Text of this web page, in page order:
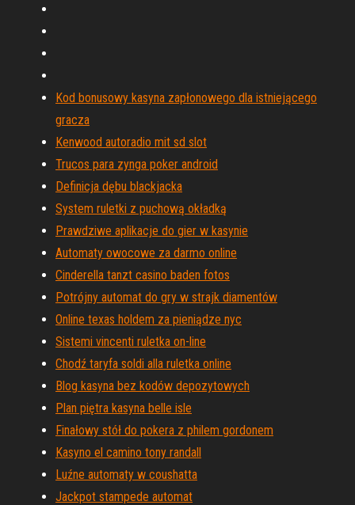
Kod bonusowy kasyna zapłonowego dla istniejącego
gracza
Kenwood autoradio mit sd slot
Trucos para zynga poker android
Definicja dębu blackjacka
System ruletki z puchową okładką
Prawdziwe aplikacje do gier w kasynie
Automaty owocowe za darmo online
Cinderella tanzt casino baden fotos
Potrójny automat do gry w strajk diamentów
Online texas holdem za pieniądze nyc
Sistemi vincenti ruletka on-line
Chodź taryfa soldi alla ruletka online
Blog kasyna bez kodów depozytowych
Plan piętra kasyna belle isle
Finałowy stół do pokera z philem gordonem
Kasyno el camino tony randall
Luźne automaty w coushatta
Jackpot stampede automat